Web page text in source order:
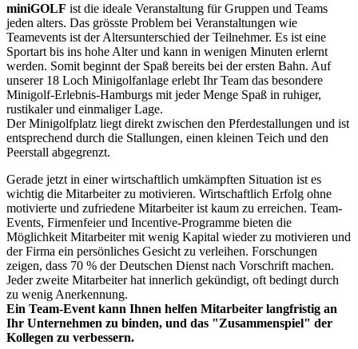
miniGOLF ist die ideale Veranstaltung für Gruppen und Teams
jeden alters. Das grösste Problem bei Veranstaltungen wie
Teamevents ist der Altersunterschied der Teilnehmer. Es ist eine
Sportart bis ins hohe Alter und kann in wenigen Minuten erlernt
werden. Somit beginnt der Spaß bereits bei der ersten Bahn. Auf
unserer 18 Loch Minigolfanlage erlebt Ihr Team das besondere
Minigolf-Erlebnis-Hamburgs mit jeder Menge Spaß in ruhiger,
rustikaler und einmaliger Lage.
Der Minigolfplatz liegt direkt zwischen den Pferdestallungen und ist
entsprechend durch die Stallungen, einen kleinen Teich und den
Peerstall abgegrenzt.
Gerade jetzt in einer wirtschaftlich umkämpften Situation ist es
wichtig die Mitarbeiter zu motivieren. Wirtschaftlich Erfolg ohne
motivierte und zufriedene Mitarbeiter ist kaum zu erreichen. Team-
Events, Firmenfeier und Incentive-Programme bieten die
Möglichkeit Mitarbeiter mit wenig Kapital wieder zu motivieren und
der Firma ein persönliches Gesicht zu verleihen. Forschungen
zeigen, dass 70 % der Deutschen Dienst nach Vorschrift machen.
Jeder zweite Mitarbeiter hat innerlich gekündigt, oft bedingt durch
zu wenig Anerkennung.
Ein Team-Event kann Ihnen helfen Mitarbeiter langfristig an
Ihr Unternehmen zu binden, und das "Zusammenspiel" der
Kollegen zu verbessern.